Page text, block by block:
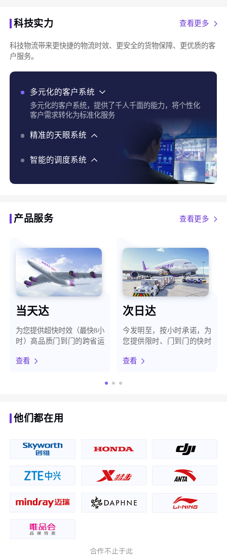
科技实力 查看更多
科技物流带来更快捷的物流时效、更安全的货物保障、更优质的客
户服务。
多元化的客户系统
多元化的客户系统，提供了千人千面的能力，将个性化
客户需求转化为标准化服务
精准的天眼系统
精准的天眼系统，实现了货物实时追踪、全程运输可视
化、智能预警，最大程度保障客户货物安全
智能的调度系统
智能的调度系统，使用AI、大数据、自有地图等能力，
结合货构、天气、路况等百种维度，为客户提供最优时
产品服务 查看更多
当天达
为您提供超快时效（最快8小
时）高品质门到门的跨省运
查看
次日达
今发明至，按小时承诺，为
您提供限时、门到门的快时
查看
他们都在用